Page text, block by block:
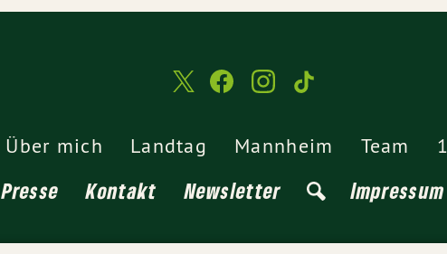
Über mich Landtag Mannheim Team
Presse Kontakt Newsletter Impressum